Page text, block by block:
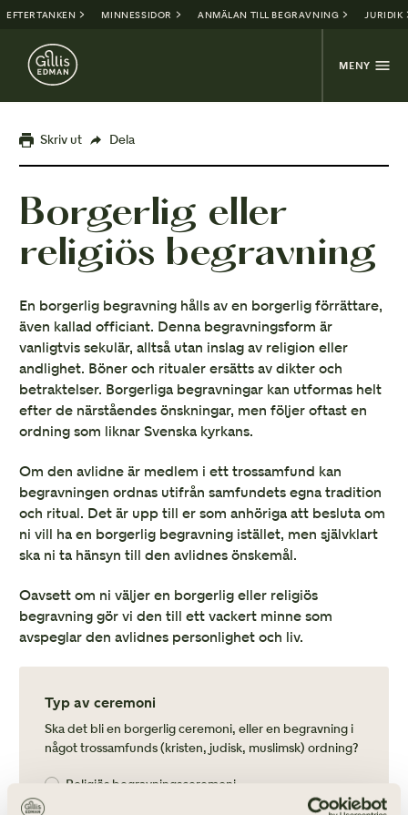
EFTERTANKEN MINNESSIDOR ANMÄLAN TILL BEGRAVNING JURIDIK
MENY
Skriv ut Dela
Borgerlig eller
religiös begravning
En borgerlig begravning hålls av en borgerlig förrättare,
även kallad officiant. Denna begravningsform är
vanligtvis sekulär, alltså utan inslag av religion eller
andlighet. Böner och ritualer ersätts av dikter och
betraktelser. Borgerliga begravningar kan utformas helt
efter de närståendes önskningar, men följer oftast en
ordning som liknar Svenska kyrkans.
Om den avlidne är medlem i ett trossamfund kan
begravningen ordnas utifrån samfundets egna tradition
och ritual. Det är upp till er som anhöriga att besluta om
ni vill ha en borgerlig begravning istället, men självklart
ska ni ta hänsyn till den avlidnes önskemål.
Oavsett om ni väljer en borgerlig eller religiös
begravning gör vi den till ett vackert minne som
avspeglar den avlidnes personlighet och liv.
Typ av ceremoni
Ska det bli en borgerlig ceremoni, eller en begravning i
något trossamfunds (kristen, judisk, muslimsk) ordning?
Religiös begravningsceremoni